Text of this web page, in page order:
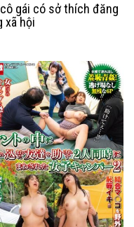
gái có sở thích đăng
xã hội